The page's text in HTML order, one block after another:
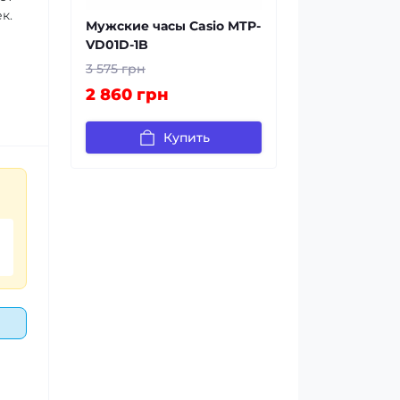
Мужские часы Casio MTP-
VD01D-1B
3 575 грн
2 860 грн
Купить